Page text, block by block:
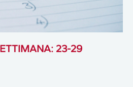
23-29